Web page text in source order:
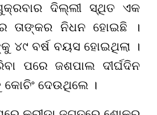
ଦିଲ୍ଲୀ ସ୍ଥିତ ଏକ
ତାଙ୍କର ନିଧନ ହୋଇଛି ।
ବର୍ଷ ବୟସ ହୋଇଥିଲା ।
ପରେ ଜଶପାଲ ଦୀର୍ଘଦିନ
ଦେଉଥିଲେ ।